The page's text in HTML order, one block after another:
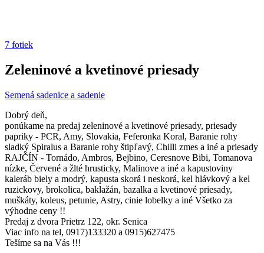
7 fotiek
Zeleninové a kvetinové priesady
Semená sadenice a sadenie
Dobrý deň,
ponúkame na predaj zeleninové a kvetinové priesady, priesady
papriky - PCR, Amy, Slovakia, Feferonka Koral, Baranie rohy
sladký Spiralus a Baranie rohy štipľavý, Chilli zmes a iné a priesady
RAJČÍN - Tornádo, Ambros, Bejbino, Ceresnove Bibi, Tomanova
nízke, Červené a žlté hrusticky, Malinove a iné a kapustoviny
kaleráb biely a modrý, kapusta skorá i neskorá, kel hlávkový a kel
ruzickovy, brokolica, baklažán, bazalka a kvetinové priesady,
muškáty, koleus, petunie, Astry, cinie lobelky a iné Všetko za
výhodne ceny !!
Predaj z dvora Prietrz 122, okr. Senica
Viac info na tel, 0917)133320 a 0915)627475
Tešíme sa na Vás !!!